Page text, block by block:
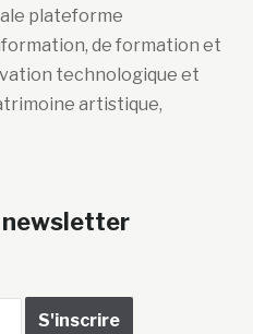
plateforme
de formation et
technologique et
artistique,
newsletter